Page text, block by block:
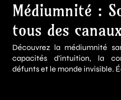
Médiumnité :
tous des
Découvrez la médiumnité
capacités d'intuition, la
défunts et le monde invisible.